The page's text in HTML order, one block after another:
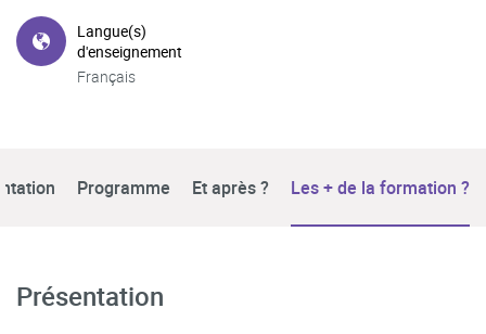
Langue(s)
d'enseignement
Français
Programme Et après ? Les + de la formation ?
Présentation